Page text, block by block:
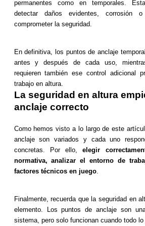
permanentes como en temporales.
detectar daños evidentes, corrosión
comprometer la seguridad.
En definitiva, los puntos de anclaje
antes y después de cada uso,
requieren también ese control adicional
trabajo en altura.
La seguridad en altura
anclaje correcto
Como hemos visto a lo largo de este
anclaje son variados y cada uno
concretas. Por ello,elegir
normativa, analizar el entorno de
factores técnicos en juego.
Finalmente, recuerda que la seguridad en
elemento. Los puntos de anclaje son
sistema, pero solo funcionan cuando todo